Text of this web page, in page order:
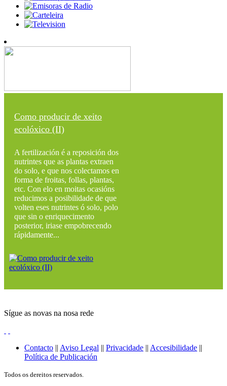
Como producir de xeito
ecolóxico (II)
A fertilización é a reposición dos
nutrintes que as plantas extraen
do solo, e que nos colectamos en
forma de froitas, follas, plantas,
etc. Con elo en moitas ocasións
reducimos a posibilidade de que
volten eses nutrintes ó solo, polo
que sin o enriquecimento
posterior, iriase empobrecendo
rápidamente...
Sígue as novas na nosa rede
Contacto || Aviso Legal || Privacidade || Accesibilidade ||
Política de Publicación
Todos os dereitos reservados.